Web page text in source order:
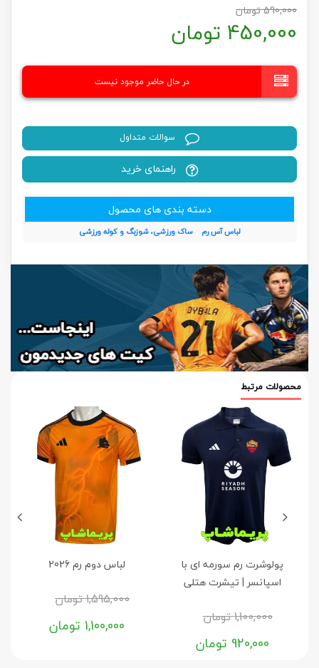
590,000تومان
450,000 تومان
در حال حاضر موجود نیست
سوالات متداول
راهنمای خرید
دسته بندی های محصول
لباس آس رم ساک ورزشی، شوزبگ و کوله ورزشی
محصولات مرتبط
پولوشرت رم سورمه ای با
اسپانسر | تیشرت هتلی
1,100,000تومان
920,000 تومان
لباس دوم رم 2026
1,595,000تومان
1,100,000 تومان